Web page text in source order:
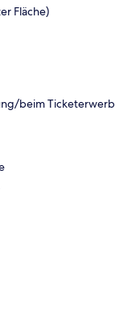
Fläche)
beim Ticketerwerb